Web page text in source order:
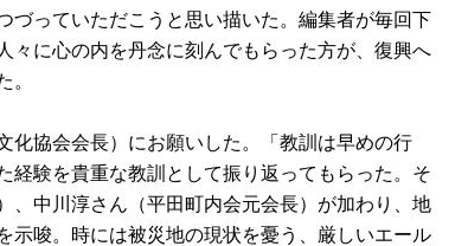
づっていただこうと思い描いた。編集者が毎回下
々に心の内を丹念に刻んでもらった方が、復興へ
。
協会会長）にお願いした。「教訓は早めの行
経験を貴重な教訓として振り返ってもらった。そ
、中川淳さん（平田町内会元会長）が加わり、地
示唆。時には被災地の現状を憂う、厳しいエール